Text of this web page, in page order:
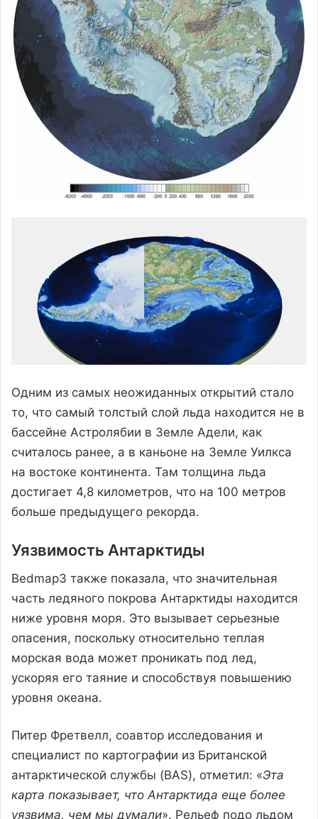
Одним из самых неожиданных открытий стало
то, что самый толстый слой льда находится не в
бассейне Астролябии в Земле Адели, как
считалось ранее, а в каньоне на Земле Уилкса
на востоке континента. Там толщина льда
достигает 4,8 километров, что на 100 метров
больше предыдущего рекорда.
Уязвимость Антарктиды
Bedmap3 также показала, что значительная
часть ледяного покрова Антарктиды находится
ниже уровня моря. Это вызывает серьезные
опасения, поскольку относительно теплая
морская вода может проникать под лед,
ускоряя его таяние и способствуя повышению
уровня океана.
Питер Фретвелл, соавтор исследования и
специалист по картографии из Британской
антарктической службы (BAS), отметил: «Эта
карта показывает, что Антарктида еще более
уязвима, чем мы думали». Рельеф подо льдом